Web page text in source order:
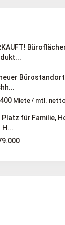
neuer
Miete / mtl. netto
Platz für Familie,
H...